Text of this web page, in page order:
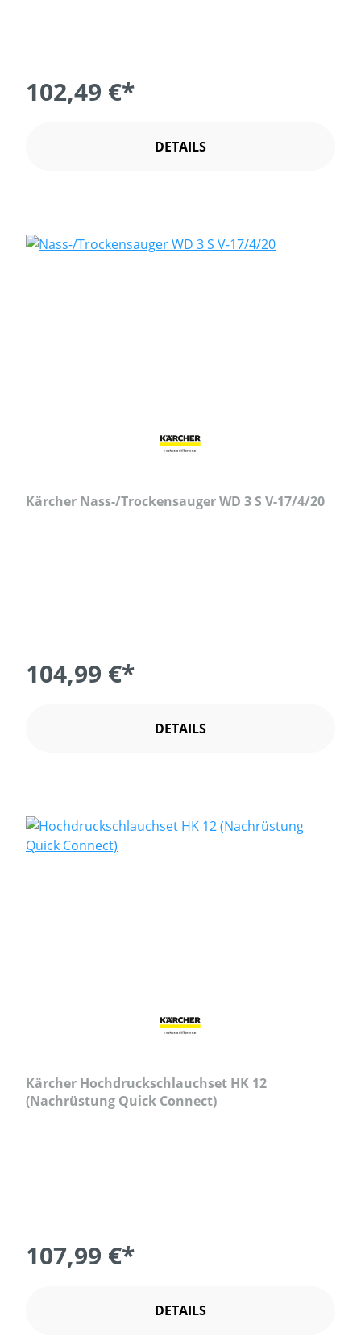
102,49 €*
DETAILS
Kärcher Nass-/Trockensauger WD 3 S V-17/4/20
104,99 €*
DETAILS
Kärcher Hochdruckschlauchset HK 12
(Nachrüstung Quick Connect)
107,99 €*
DETAILS